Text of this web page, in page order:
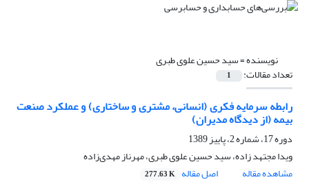
نویسنده =سید حسین علوی طبری
تعداد مقالات: 1
رابطه سرمایه فکری (انسانی، مشتری و ساختاری) و عملکرد صنعت
بیمه (از دیدگاه مدیران)
دوره 17، شماره 2، پاییز 1389
ویدا مجتهد زاده، سید حسین علوی طبری، مهرناز مهدی‌زاده
مشاهده مقاله
اصل مقاله 277.63 K